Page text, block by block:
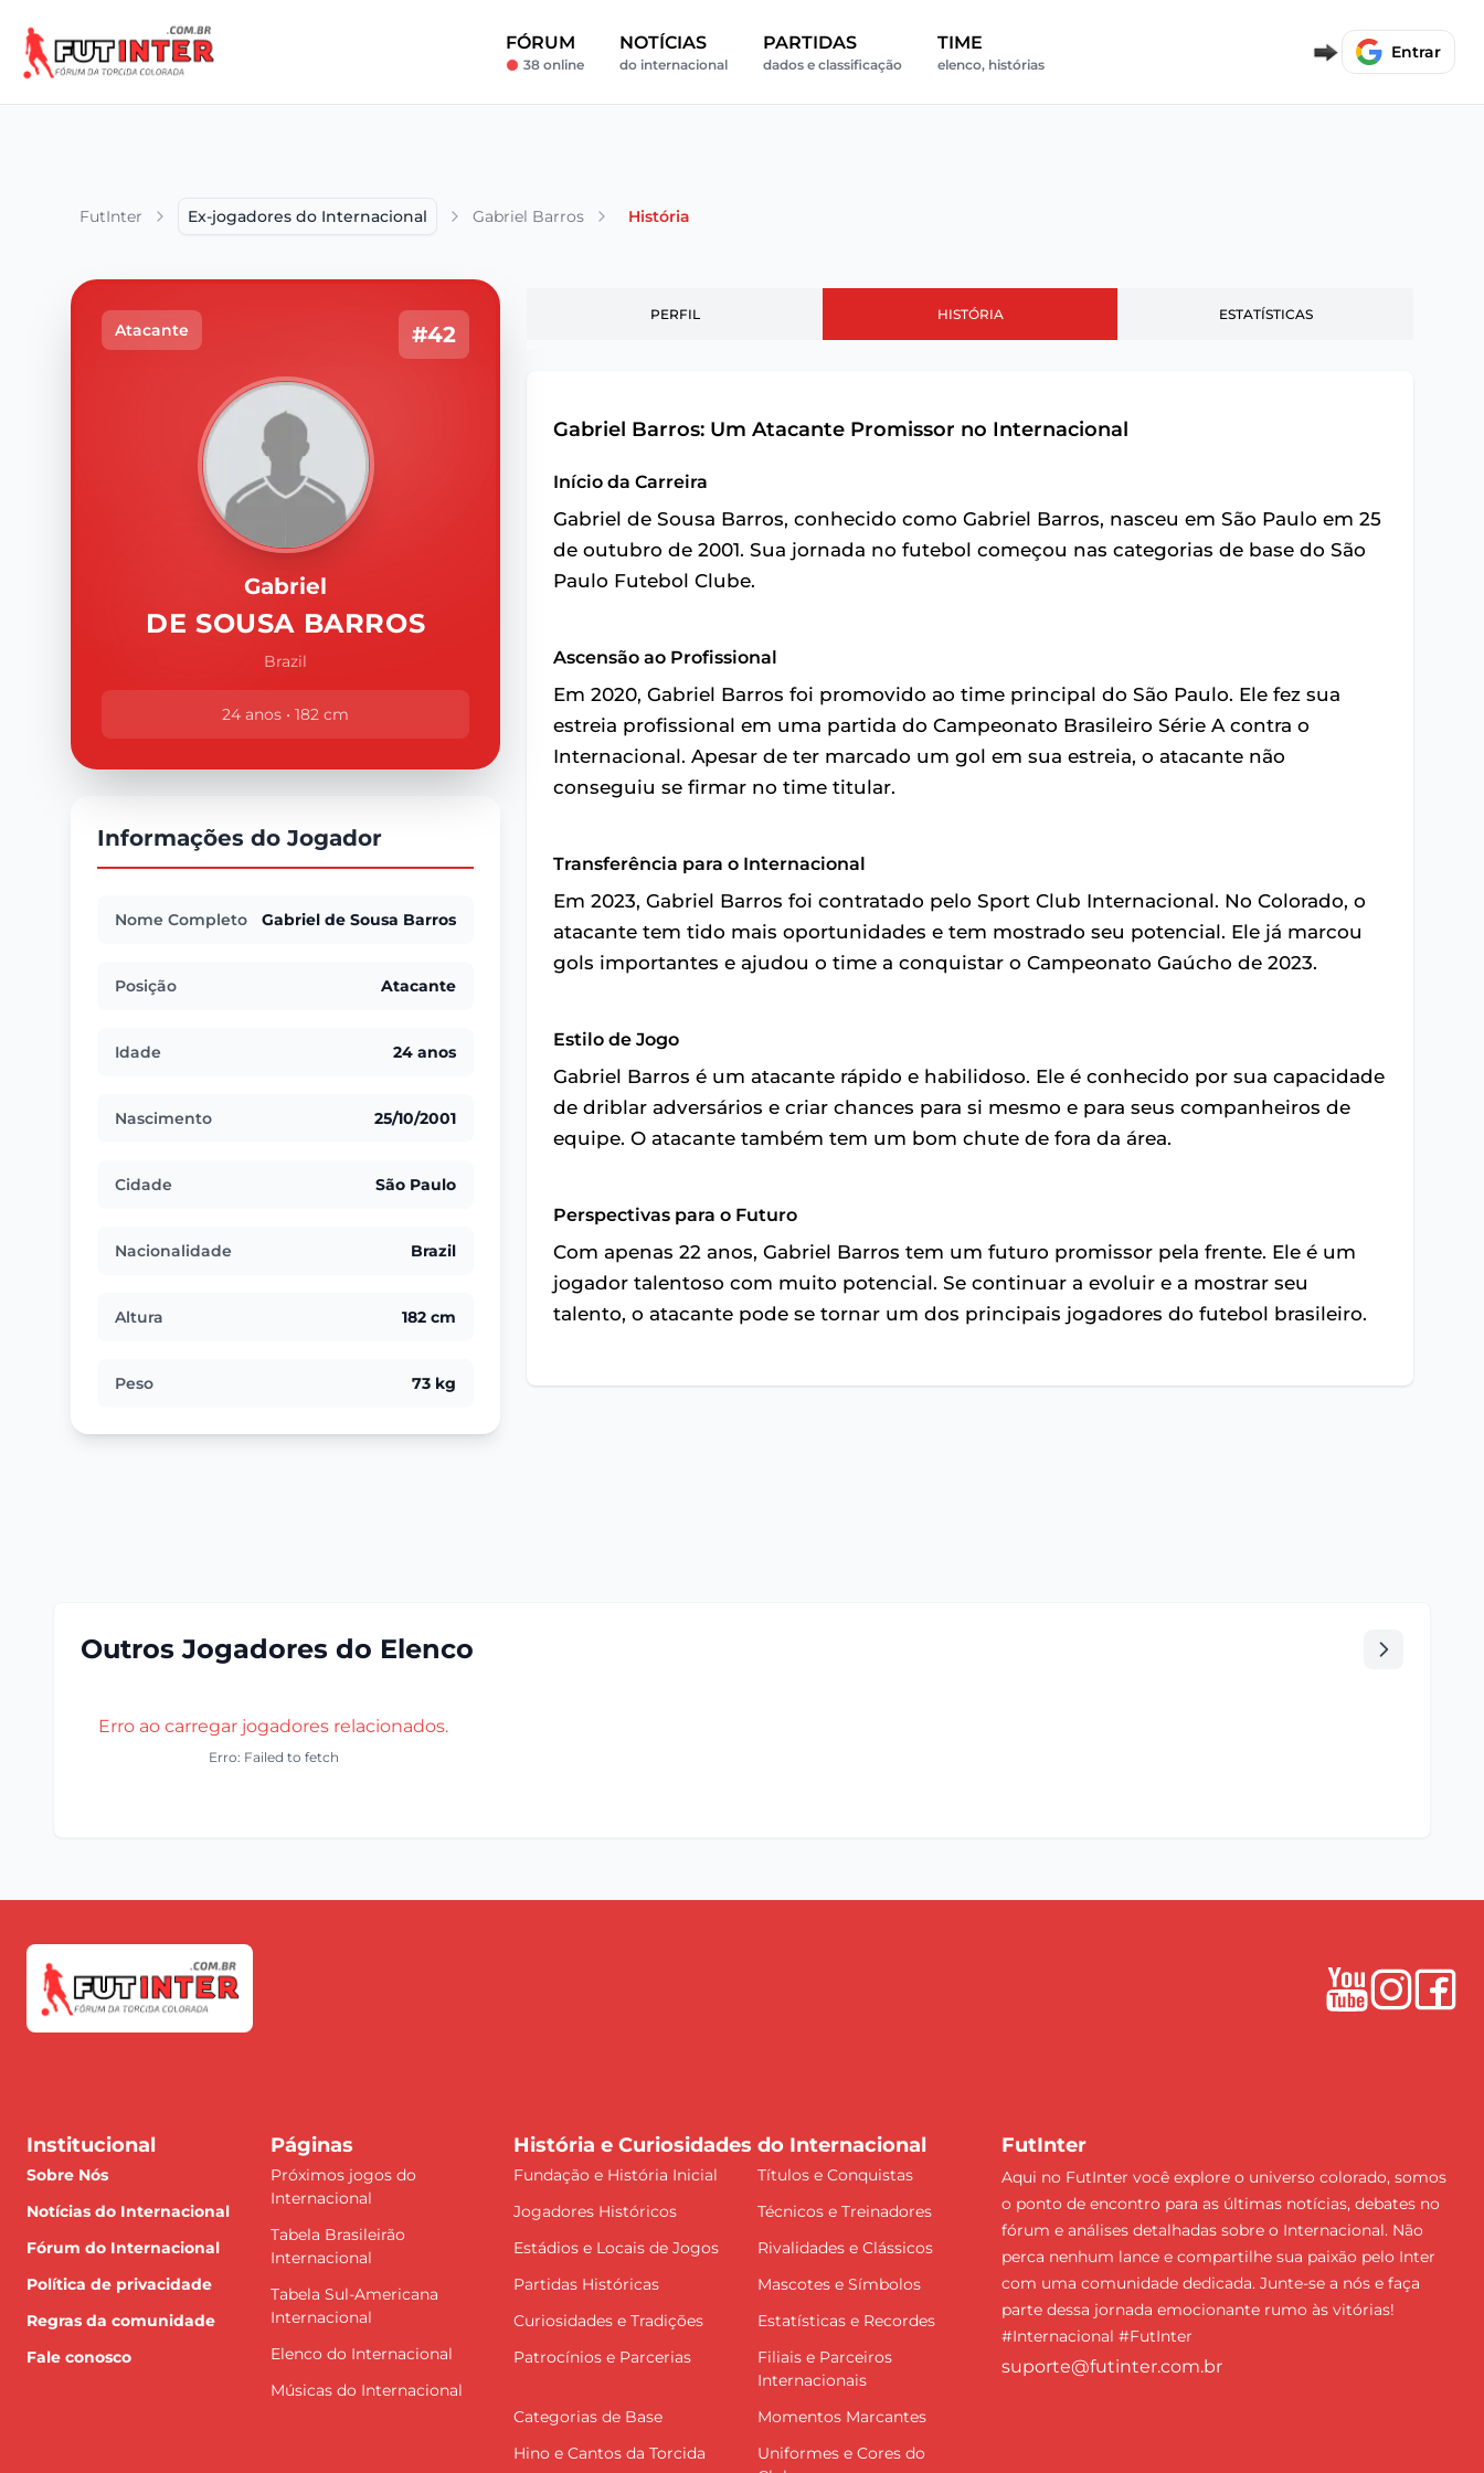
FÓRUM
38 online
NOTÍCIAS
do internacional
PARTIDAS
dados e classificação
TIME
elenco, histórias
Entrar
FutInter Ex-jogadores do Internacional Gabriel Barros História
Atacante #42
Gabriel
DE SOUSA BARROS
Brazil
24 anos • 182 cm
Informações do Jogador
Nome Completo Gabriel de Sousa Barros
Posição Atacante
Idade 24 anos
Nascimento 25/10/2001
Cidade São Paulo
Nacionalidade Brazil
Altura 182 cm
Peso 73 kg
PERFIL HISTÓRIA ESTATÍSTICAS
Gabriel Barros: Um Atacante Promissor no Internacional
Início da Carreira
Gabriel de Sousa Barros, conhecido como Gabriel Barros, nasceu em São Paulo em 25
de outubro de 2001. Sua jornada no futebol começou nas categorias de base do São
Paulo Futebol Clube.
Ascensão ao Profissional
Em 2020, Gabriel Barros foi promovido ao time principal do São Paulo. Ele fez sua
estreia profissional em uma partida do Campeonato Brasileiro Série A contra o
Internacional. Apesar de ter marcado um gol em sua estreia, o atacante não
conseguiu se firmar no time titular.
Transferência para o Internacional
Em 2023, Gabriel Barros foi contratado pelo Sport Club Internacional. No Colorado, o
atacante tem tido mais oportunidades e tem mostrado seu potencial. Ele já marcou
gols importantes e ajudou o time a conquistar o Campeonato Gaúcho de 2023.
Estilo de Jogo
Gabriel Barros é um atacante rápido e habilidoso. Ele é conhecido por sua capacidade
de driblar adversários e criar chances para si mesmo e para seus companheiros de
equipe. O atacante também tem um bom chute de fora da área.
Perspectivas para o Futuro
Com apenas 22 anos, Gabriel Barros tem um futuro promissor pela frente. Ele é um
jogador talentoso com muito potencial. Se continuar a evoluir e a mostrar seu
talento, o atacante pode se tornar um dos principais jogadores do futebol brasileiro.
Outros Jogadores do Elenco
Erro ao carregar jogadores relacionados.
Erro: Failed to fetch
Institucional
Sobre Nós
Notícias do Internacional
Fórum do Internacional
Política de privacidade
Regras da comunidade
Fale conosco
Páginas
Próximos jogos do
Internacional
Tabela Brasileirão
Internacional
Tabela Sul-Americana
Internacional
Elenco do Internacional
Músicas do Internacional
História e Curiosidades do Internacional
Fundação e História Inicial
Títulos e Conquistas
Jogadores Históricos
Técnicos e Treinadores
Estádios e Locais de Jogos
Rivalidades e Clássicos
Partidas Históricas
Mascotes e Símbolos
Curiosidades e Tradições
Estatísticas e Recordes
Patrocínios e Parcerias
Filiais e Parceiros
Internacionais
Categorias de Base
Momentos Marcantes
Hino e Cantos da Torcida
Uniformes e Cores do
FutInter
Aqui no FutInter você explore o universo colorado, somos
o ponto de encontro para as últimas notícias, debates no
fórum e análises detalhadas sobre o Internacional. Não
perca nenhum lance e compartilhe sua paixão pelo Inter
com uma comunidade dedicada. Junte-se a nós e faça
parte dessa jornada emocionante rumo às vitórias!
#Internacional #FutInter
suporte@futinter.com.br